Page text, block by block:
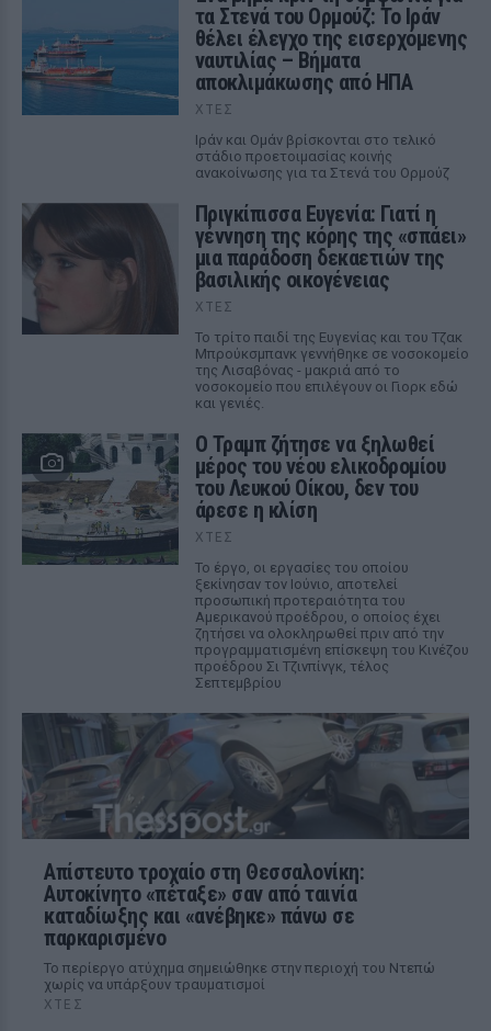
τα Στενά του Ορμούζ: Το Ιράν
θέλει έλεγχο της εισερχόμενης
ναυτιλίας – Βήματα
αποκλιμάκωσης από ΗΠΑ
ΧΤΕΣ
Ιράν και Ομάν βρίσκονται στο τελικό
στάδιο προετοιμασίας κοινής
ανακοίνωσης για τα Στενά του Ορμούζ
Πριγκίπισσα Ευγενία: Γιατί η
γέννηση της κόρης της «σπάει»
μια παράδοση δεκαετιών της
βασιλικής οικογένειας
ΧΤΕΣ
Το τρίτο παιδί της Ευγενίας και του Τζακ
Μπρούκσμπανκ γεννήθηκε σε νοσοκομείο
της Λισαβόνας - μακριά από το
νοσοκομείο που επιλέγουν οι Γιορκ εδώ
και γενιές.
Ο Τραμπ ζήτησε να ξηλωθεί
μέρος του νέου ελικοδρομίου
του Λευκού Οίκου, δεν του
άρεσε η κλίση
ΧΤΕΣ
Το έργο, οι εργασίες του οποίου
ξεκίνησαν τον Ιούνιο, αποτελεί
προσωπική προτεραιότητα του
Αμερικανού προέδρου, ο οποίος έχει
ζητήσει να ολοκληρωθεί πριν από την
προγραμματισμένη επίσκεψη του Κινέζου
προέδρου Σι Τζινπίνγκ, τέλος
Σεπτεμβρίου
Απίστευτο τροχαίο στη Θεσσαλονίκη:
Αυτοκίνητο «πέταξε» σαν από ταινία
καταδίωξης και «ανέβηκε» πάνω σε
παρκαρισμένο
Το περίεργο ατύχημα σημειώθηκε στην περιοχή του Ντεπώ
χωρίς να υπάρξουν τραυματισμοί
ΧΤΕΣ